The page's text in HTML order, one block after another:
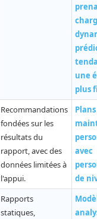
une
plus
Recommandations
fondées sur les
résultats du
rapport, avec des
données limitées à
l'appui.
avec
de
Rapports
statiques,